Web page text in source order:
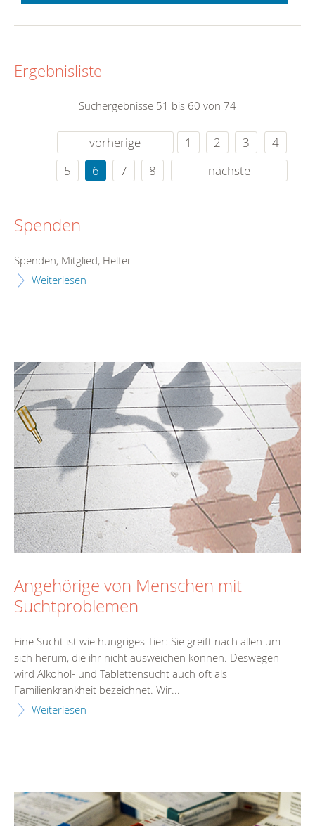
Ergebnisliste
Suchergebnisse 51 bis 60 von 74
vorherige 1 2 3
4
5
6 7 8 nächste
Spenden
Spenden, Mitglied, Helfer
Weiterlesen
Angehörige von Menschen mit
Suchtproblemen
Eine Sucht ist wie hungriges Tier: Sie greift nach allen um
sich herum, die ihr nicht ausweichen können. Deswegen
wird Alkohol- und Tablettensucht auch oft als
Familienkrankheit bezeichnet. Wir...
Weiterlesen